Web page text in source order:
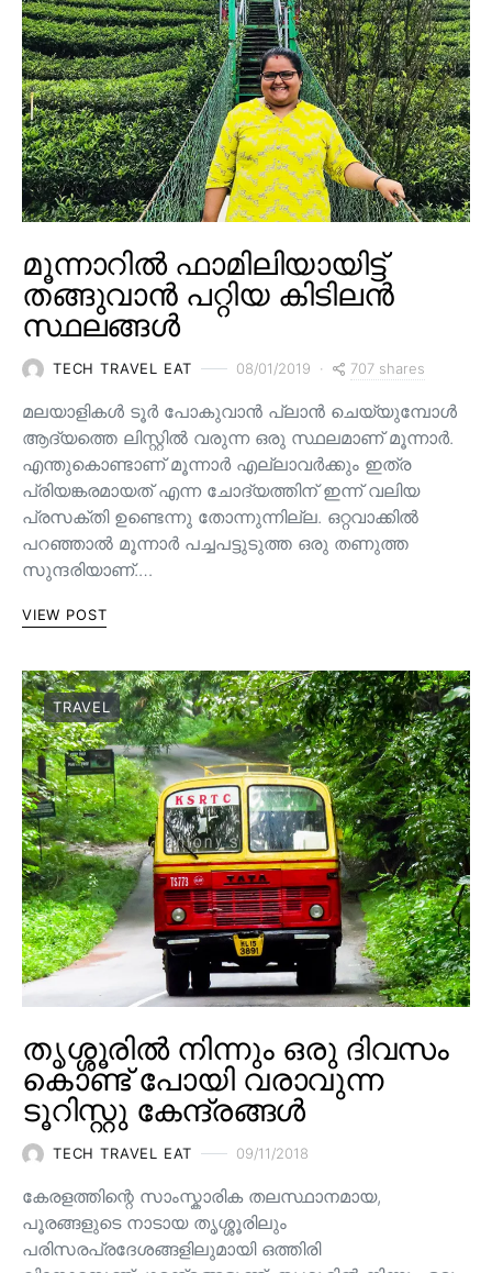
മൂന്നാറിൽ ഫാമിലിയായിട്ട്
തങ്ങുവാൻ പറ്റിയ കിടിലൻ
സ്ഥലങ്ങൾ
TECH TRAVEL EAT 08/01/2019 707 shares
മലയാളികൾ ടൂർ പോകുവാൻ പ്ലാൻ ചെയ്യുമ്പോൾ
ആദ്യത്തെ ലിസ്റ്റിൽ വരുന്ന ഒരു സ്ഥലമാണ് മൂന്നാർ.
എന്തുകൊണ്ടാണ് മൂന്നാർ എല്ലാവർക്കും ഇത്ര
പ്രിയങ്കരമായത് എന്ന ചോദ്യത്തിന് ഇന്ന് വലിയ
പ്രസക്തി ഉണ്ടെന്നു തോന്നുന്നില്ല. ഒറ്റവാക്കിൽ
പറഞ്ഞാൽ മൂന്നാർ പച്ചപട്ടുടുത്ത ഒരു തണുത്ത
സുന്ദരിയാണ്.…
VIEW POST
TRAVEL
തൃശ്ശൂരിൽ നിന്നും ഒരു ദിവസം
കൊണ്ട് പോയി വരാവുന്ന
ടൂറിസ്റ്റു കേന്ദ്രങ്ങൾ
TECH TRAVEL EAT 09/11/2018
കേരളത്തിന്റെ സാംസ്കാരിക തലസ്ഥാനമായ,
പൂരങ്ങളുടെ നാടായ തൃശ്ശൂരിലും
പരിസരപ്രദേശങ്ങളിലുമായി ഒത്തിരി